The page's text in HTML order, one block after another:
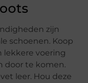
zijn
schoenen. Koop
lekkere voering
door te komen.
leer. Hou deze